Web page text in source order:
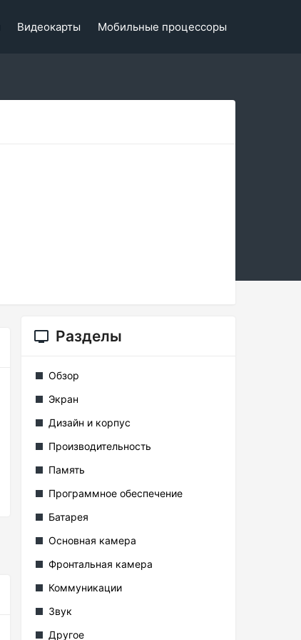
Видеокарты Мобильные процессоры
Разделы
Обзор
Экран
Дизайн и корпус
Производительность
Память
Программное обеспечение
Батарея
Основная камера
Фронтальная камера
Коммуникации
Звук
Другое